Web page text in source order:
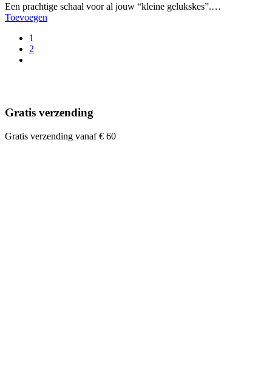
Een prachtige schaal voor al jouw “kleine gelukskes”.…
Toevoegen
1
2
Gratis verzending
Gratis verzending vanaf € 60